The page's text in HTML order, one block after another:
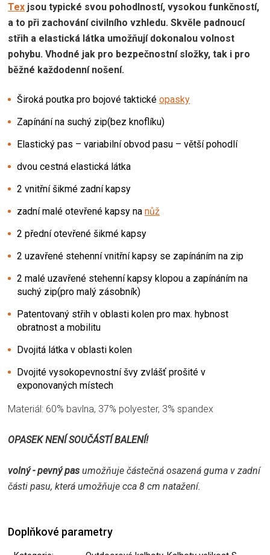
Tex jsou typické svou pohodlností, vysokou funkčností,
a to při zachování civilního vzhledu. Skvěle padnoucí
střih a elastická látka umožňují dokonalou volnost
pohybu. Vhodné jak pro bezpečnostní složky, tak i pro
běžné každodenní nošení.
Široká poutka pro bojové taktické opasky
Zapínání na suchý zip(bez knoflíku)
Elastický pas – variabilní obvod pasu – větší pohodlí
dvou cestná elastická látka
2 vnitřní šikmé zadní kapsy
zadní malé otevřené kapsy na nůž
2 přední otevřené šikmé kapsy
2 uzavřené stehenní vnitřní kapsy se zapínáním na zip
2 malé uzavřené stehenní kapsy klopou a zapínáním na
suchý zip(pro malý zásobník)
Patentovaný střih v oblasti kolen pro max. hybnost
obratnost a mobilitu
Dvojitá látka v oblasti kolen
Dvojité vysokopevnostní švy zvlášť prošité v
exponovaných místech
Materiál: 60% bavlna, 37% polyester, 3% spandex
OPASEK NENÍ SOUČÁSTÍ BALENÍ!
volný - pevný pas umožňuje částečná osazená guma v zadní
části pasu, která umožňuje cca 8 cm natažení.
Doplňkové parametry